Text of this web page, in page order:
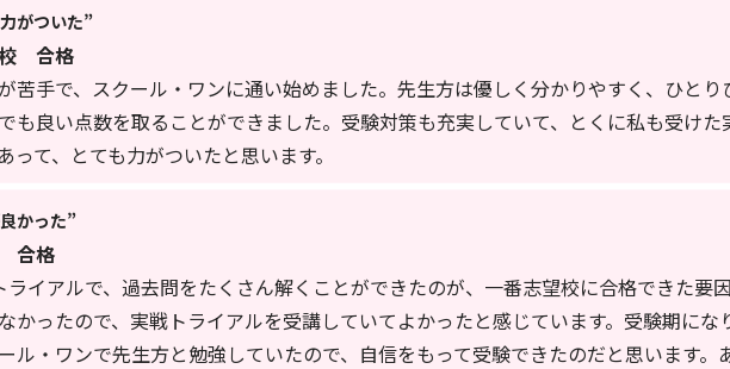
がついた”
校 合格
苦手で、スクール・ワンに通い始めました。先生方は優しく分かりやすく、ひと
も良い点数を取ることができました。受験対策も充実していて、とくに私も受け
って、とても力がついたと思います。
かった”
合格
イアルで、過去問をたくさん解くことができたのが、一番志望校に合格できた要
かったので、実戦トライアルを受講していてよかったと感じています。受験期に
ル・ワンで先生方と勉強していたので、自信をもって受験できたのだと思います。